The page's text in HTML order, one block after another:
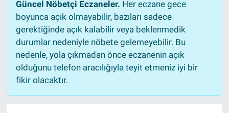
Güncel Nöbetçi Eczaneler. Her eczane gece
boyunca açık olmayabilir, bazıları sadece
gerektiğinde açık kalabilir veya beklenmedik
durumlar nedeniyle nöbete gelemeyebilir. Bu
nedenle, yola çıkmadan önce eczanenin açık
olduğunu telefon aracılığıyla teyit etmeniz iyi bir
fikir olacaktır.
MAGAZİN
Bilim, Teknoloji
ASAYİŞ